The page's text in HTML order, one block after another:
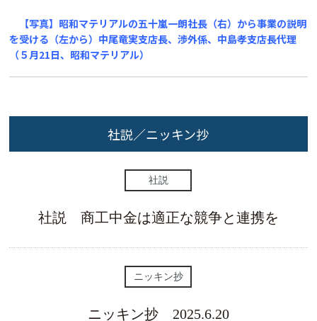
【写真】昭和マテリアルの五十嵐一朗社長（右）から事業の説明
を受ける（左から）中尾竜実支店長、渉外係、中島孝支店長代理
（５月21日、昭和マテリアル）
社説／ニッキン抄
社説
社説 商工中金は適正な競争と連携を
ニッキン抄
ニッキン抄 2025.6.20